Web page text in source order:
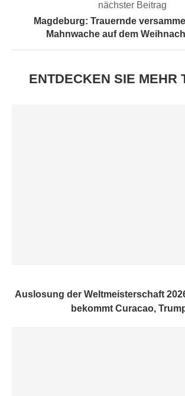
nächster Beitrag
Magdeburg: Trauernde
Mahnwache auf dem
ENTDECKEN SIE MEHR
Auslosung der Weltmeisterschaft
bekommt Curacao,